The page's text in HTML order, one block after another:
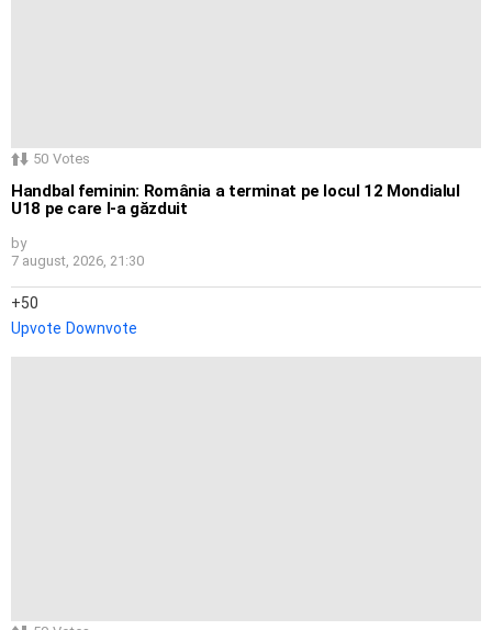
50 Votes
Handbal feminin: România a terminat pe locul 12 Mondialul
U18 pe care l-a găzduit
by
7 august, 2026, 21:30
50
Upvote Downvote